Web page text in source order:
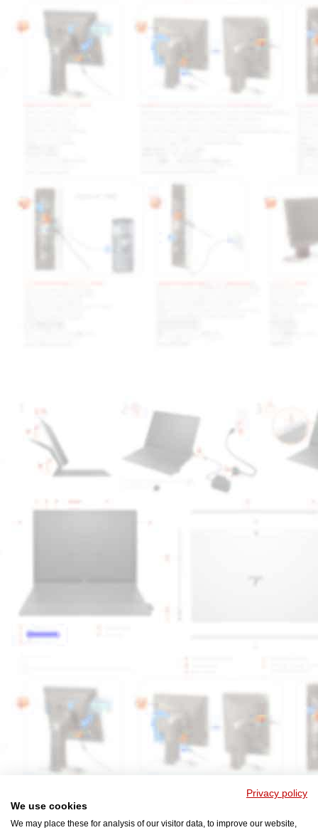
Privacy policy
We use cookies
We may place these for analysis of our visitor data, to improve our website,